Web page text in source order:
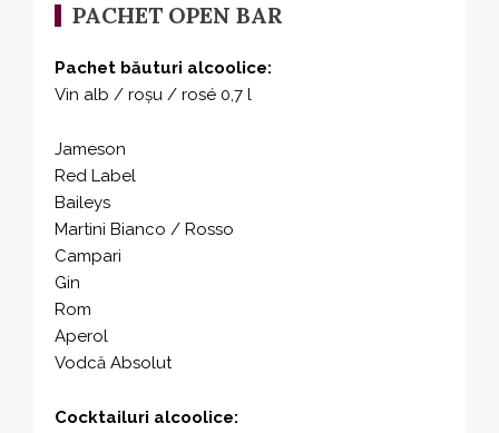
PACHET OPEN BAR
Pachet băuturi alcoolice:
Vin alb / roșu / rosé 0,7 l
Jameson
Red Label
Baileys
Martini Bianco / Rosso
Campari
Gin
Rom
Aperol
Vodcă Absolut
Cocktailuri alcoolice: